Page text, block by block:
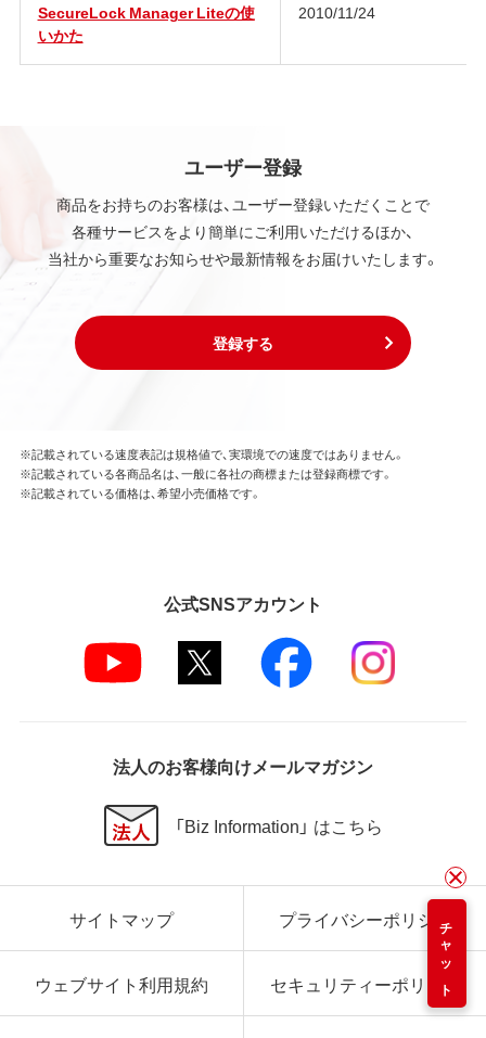
SecureLock Manager Liteの使
いかた
2010/11/24
ユーザー登録
商品をお持ちのお客様は、ユーザー登録いただくことで
各種サービスをより簡単にご利用いただけるほか、
当社から重要なお知らせや最新情報をお届けいたします。
登録する
チャット
※記載されている速度表記は規格値で、実環境での速度ではありません。
※記載されている各商品名は、一般に各社の商標または登録商標です。
※記載されている価格は、希望小売価格です。
公式SNSアカウント
法人のお客様向けメールマガジン
「Biz Information」 はこちら
サイトマップ プライバシーポリシー
ウェブサイト利用規約 セキュリティーポリシー